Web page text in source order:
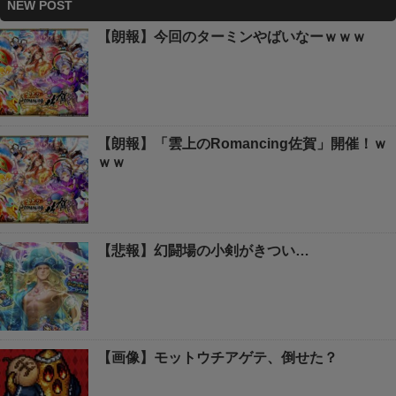
NEW POST
【朗報】今回のターミンやばいなーｗｗｗ
【朗報】「雲上のRomancing佐賀」開催！ｗ
ｗｗ
【悲報】幻闘場の小剣がきつい…
【画像】モットウチアゲテ、倒せた？